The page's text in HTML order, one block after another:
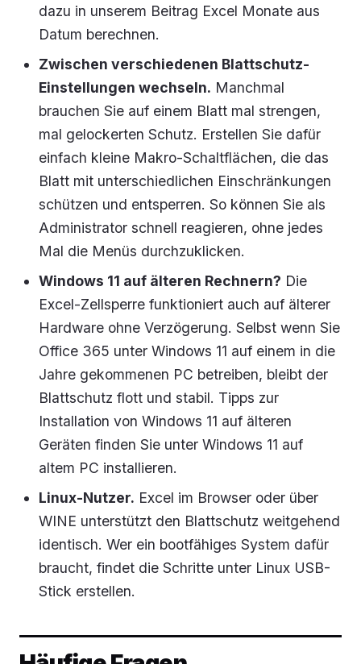
dazu in unserem Beitrag Excel Monate aus
Datum berechnen.
Zwischen verschiedenen Blattschutz-
Einstellungen wechseln. Manchmal
brauchen Sie auf einem Blatt mal strengen,
mal gelockerten Schutz. Erstellen Sie dafür
einfach kleine Makro-Schaltflächen, die das
Blatt mit unterschiedlichen Einschränkungen
schützen und entsperren. So können Sie als
Administrator schnell reagieren, ohne jedes
Mal die Menüs durchzuklicken.
Windows 11 auf älteren Rechnern? Die
Excel-Zellsperre funktioniert auch auf älterer
Hardware ohne Verzögerung. Selbst wenn Sie
Office 365 unter Windows 11 auf einem in die
Jahre gekommenen PC betreiben, bleibt der
Blattschutz flott und stabil. Tipps zur
Installation von Windows 11 auf älteren
Geräten finden Sie unter Windows 11 auf
altem PC installieren.
Linux-Nutzer. Excel im Browser oder über
WINE unterstützt den Blattschutz weitgehend
identisch. Wer ein bootfähiges System dafür
braucht, findet die Schritte unter Linux USB-
Stick erstellen.